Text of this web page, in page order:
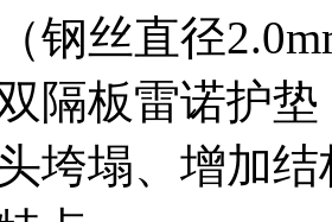
钢丝直径
隔板雷诺护
垮塌、增加